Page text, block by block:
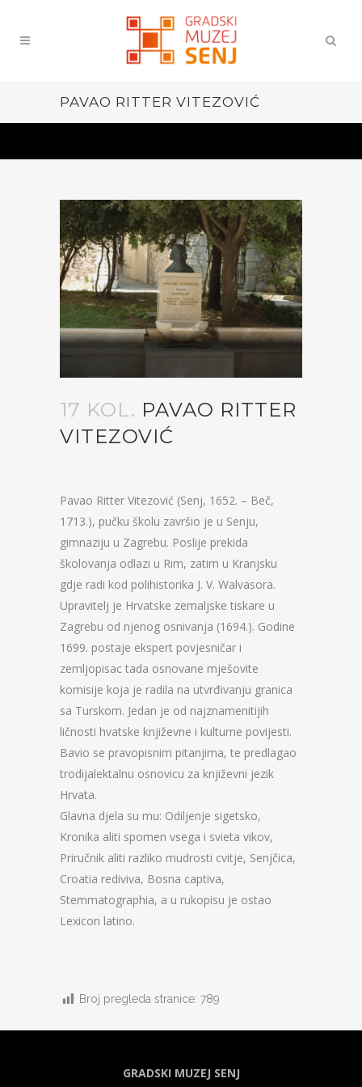
PAVAO RITTER VITEZOVIĆ
17 KOL. PAVAO RITTER
VITEZOVIĆ
Pavao Ritter Vitezović (Senj, 1652. – Beč,
1713.), pučku školu završio je u Senju,
gimnaziju u Zagrebu. Poslije prekida
školovanja odlazi u Rim, zatim u Kranjsku
gdje radi kod polihistorika J. V. Walvasora.
Upravitelj je Hrvatske zemaljske tiskare u
Zagrebu od njenog osnivanja (1694.). Godine
1699. postaje ekspert povjesničar i
zemljopisac tada osnovane mješovite
komisije koja je radila na utvrđivanju granica
sa Turskom. Jedan je od najznamenitijih
ličnosti hvatske književne i kulturne povijesti.
Bavio se pravopisnim pitanjima, te predlagao
trodijalektalnu osnovicu za književni jezik
Hrvata.
Glavna djela su mu: Odiljenje sigetsko,
Kronika aliti spomen vsega i svieta vikov,
Priručnik aliti razliko mudrosti cvitje, Senjčica,
Croatia rediviva, Bosna captiva,
Stemmatographia, a u rukopisu je ostao
Lexicon latino.
Broj pregleda stranice: 789
GRADSKI MUZEJ SENJ